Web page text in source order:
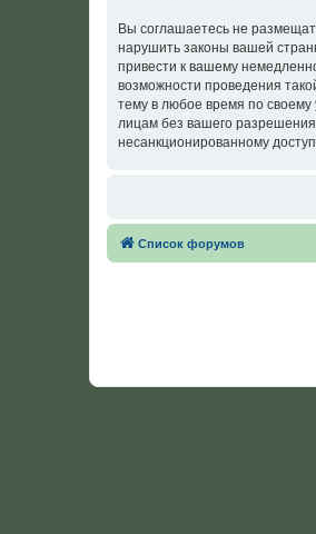
Вы соглашаетесь не
нарушить законы вашей
привести к вашему
возможности проведения
тему в любое время по
лицам без вашего
несанкционированному
Список форумов